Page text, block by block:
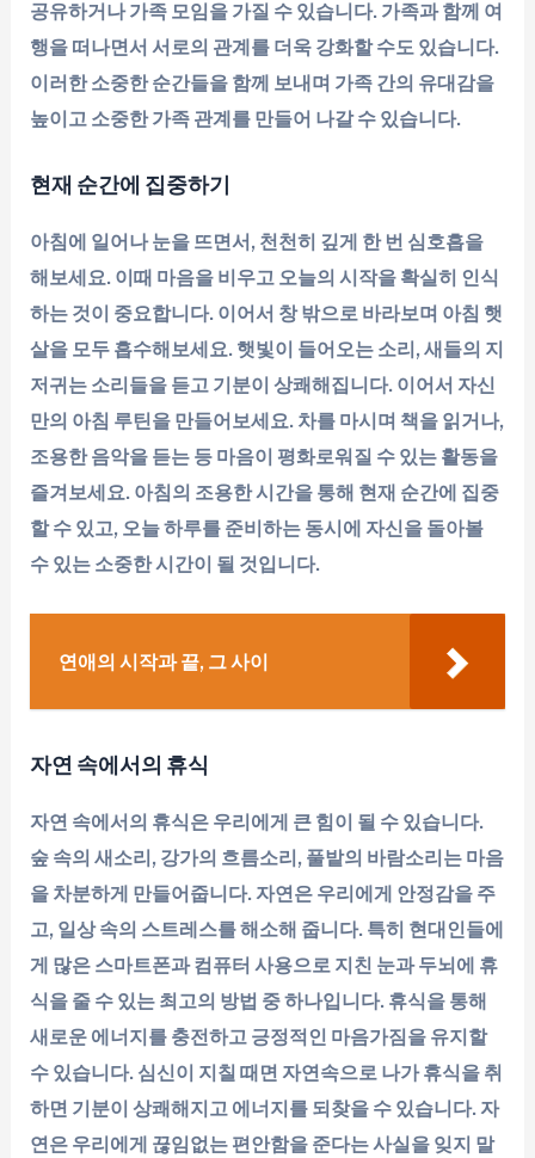
공유하거나 가족 모임을 가질 수 있습니다. 가족과 함께 여
행을 떠나면서 서로의 관계를 더욱 강화할 수도 있습니다.
이러한 소중한 순간들을 함께 보내며 가족 간의 유대감을
높이고 소중한 가족 관계를 만들어 나갈 수 있습니다.
현재 순간에 집중하기
아침에 일어나 눈을 뜨면서, 천천히 깊게 한 번 심호흡을
해보세요. 이때 마음을 비우고 오늘의 시작을 확실히 인식
하는 것이 중요합니다. 이어서 창 밖으로 바라보며 아침 햇
살을 모두 흡수해보세요. 햇빛이 들어오는 소리, 새들의 지
저귀는 소리들을 듣고 기분이 상쾌해집니다. 이어서 자신
만의 아침 루틴을 만들어보세요. 차를 마시며 책을 읽거나,
조용한 음악을 듣는 등 마음이 평화로워질 수 있는 활동을
즐겨보세요. 아침의 조용한 시간을 통해 현재 순간에 집중
할 수 있고, 오늘 하루를 준비하는 동시에 자신을 돌아볼
수 있는 소중한 시간이 될 것입니다.
연애의 시작과 끝, 그 사이
자연 속에서의 휴식
자연 속에서의 휴식은 우리에게 큰 힘이 될 수 있습니다.
숲 속의 새소리, 강가의 흐름소리, 풀밭의 바람소리는 마음
을 차분하게 만들어줍니다. 자연은 우리에게 안정감을 주
고, 일상 속의 스트레스를 해소해 줍니다. 특히 현대인들에
게 많은 스마트폰과 컴퓨터 사용으로 지친 눈과 두뇌에 휴
식을 줄 수 있는 최고의 방법 중 하나입니다. 휴식을 통해
새로운 에너지를 충전하고 긍정적인 마음가짐을 유지할
수 있습니다. 심신이 지칠 때면 자연속으로 나가 휴식을 취
하면 기분이 상쾌해지고 에너지를 되찾을 수 있습니다. 자
연은 우리에게 끊임없는 편안함을 준다는 사실을 잊지 말